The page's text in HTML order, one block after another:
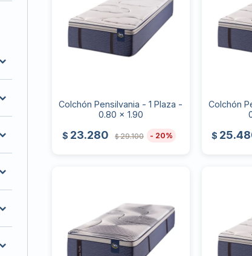
Colchón Pensilvania - 1 Plaza -
0.80 x 1.90
$ 23.280 $ 29.100 20
Colchón
$